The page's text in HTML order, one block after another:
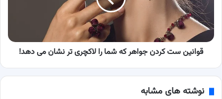
شما
لاکچری
تر
نشانقوانین ست کردن جواهر که شما را لاکچری تر نشان می دهد!
نوشته های مشابه